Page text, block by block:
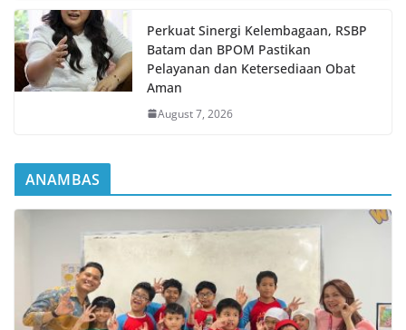
Perkuat Sinergi Kelembagaan, RSBP
Batam dan BPOM Pastikan
Pelayanan dan Ketersediaan Obat
Aman
August 7, 2026
ANAMBAS